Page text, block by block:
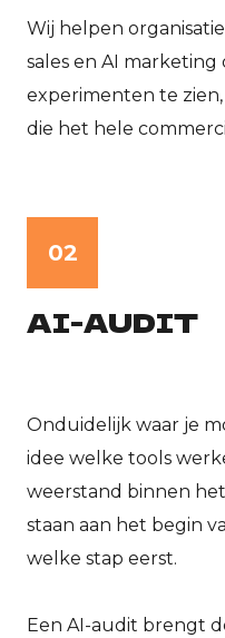
Wij helpen
sales en AI marketing
experimenten te
die het hele
02
AI-AUDIT
Onduidelijk waar je
idee welke tools
weerstand binnen
staan aan het begin
welke stap eerst.
Een AI-audit brengt